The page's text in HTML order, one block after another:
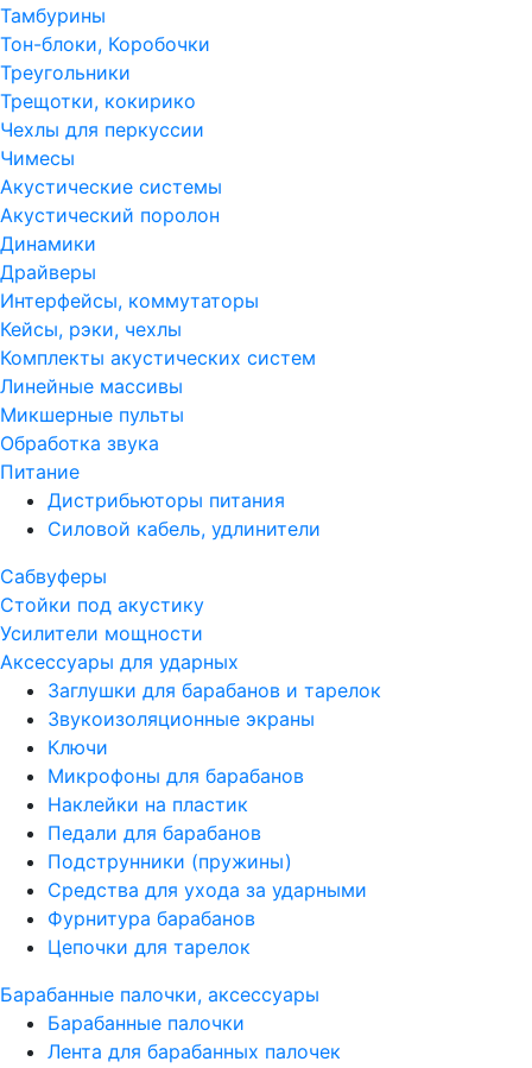
Тамбурины
Тон-блоки, Коробочки
Треугольники
Трещотки, кокирико
Чехлы для перкуссии
Чимесы
Акустические системы
Акустический поролон
Динамики
Драйверы
Интерфейсы, коммутаторы
Кейсы, рэки, чехлы
Комплекты акустических систем
Линейные массивы
Микшерные пульты
Обработка звука
Питание
Дистрибьюторы питания
Силовой кабель, удлинители
Сабвуферы
Стойки под акустику
Усилители мощности
Аксессуары для ударных
Заглушки для барабанов и тарелок
Звукоизоляционные экраны
Ключи
Микрофоны для барабанов
Наклейки на пластик
Педали для барабанов
Подструнники (пружины)
Средства для ухода за ударными
Фурнитура барабанов
Цепочки для тарелок
Барабанные палочки, аксессуары
Барабанные палочки
Лента для барабанных палочек